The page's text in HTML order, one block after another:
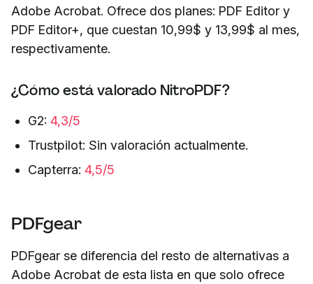
Adobe Acrobat. Ofrece dos planes: PDF Editor y
PDF Editor+, que cuestan 10,99$ y 13,99$ al mes,
respectivamente.
¿Cómo está valorado NitroPDF?
G2: 4,3/5
Trustpilot: Sin valoración actualmente.
Capterra: 4,5/5
PDFgear
PDFgear se diferencia del resto de alternativas a
Adobe Acrobat de esta lista en que solo ofrece